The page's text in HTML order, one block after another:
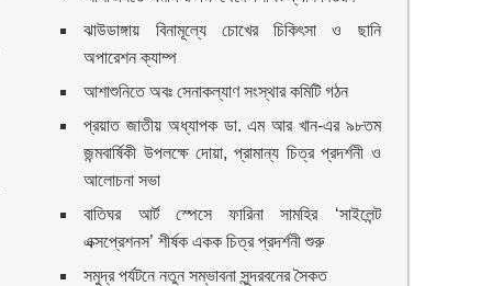
ঝাউডাঙ্গায় বিনামূল্যে চোখের চিকিৎসা ও ছানি
অপারেশন ক্যাম্প
আশাশুনিতে অবঃ সেনাকল্যাণ সংস্থার কমিটি গঠন
প্রয়াত জাতীয় অধ্যাপক ডা. এম আর খান-এর ৯৮তম
জন্মবার্ষিকী উপলক্ষে দোয়া, প্রামান্য চিত্র প্রদর্শনী ও
আলোচনা সভা
বাতিঘর আর্ট স্পেসে ফারিনা সামহির ‘সাইলেন্ট
এক্সপ্রেশনস’ শীর্ষক একক চিত্র প্রদর্শনী শুরু
সমুদ্র পর্যটনে নতুন সম্ভাবনা সুন্দরবনের সৈকত